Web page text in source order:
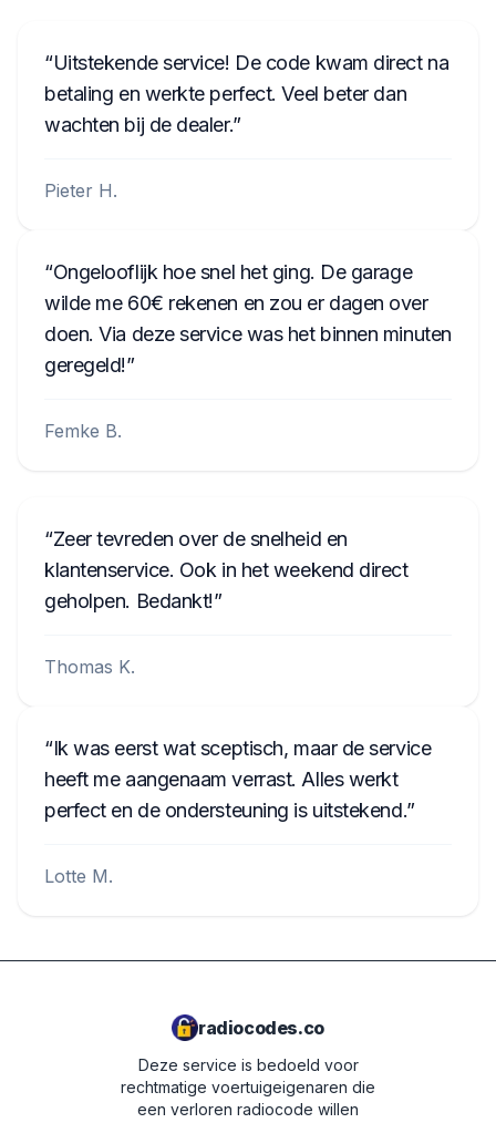
Uitstekende service! De code kwam direct na
betaling en werkte perfect. Veel beter dan
wachten bij de dealer.
Pieter H.
Ongelooflijk hoe snel het ging. De garage
wilde me 60€ rekenen en zou er dagen over
doen. Via deze service was het binnen minuten
geregeld!
Femke B.
Zeer tevreden over de snelheid en
klantenservice. Ook in het weekend direct
geholpen. Bedankt!
Thomas K.
Ik was eerst wat sceptisch, maar de service
heeft me aangenaam verrast. Alles werkt
perfect en de ondersteuning is uitstekend.
Lotte M.
radiocodes.co
Deze service is bedoeld voor
rechtmatige voertuigeigenaren die
een verloren radiocode willen